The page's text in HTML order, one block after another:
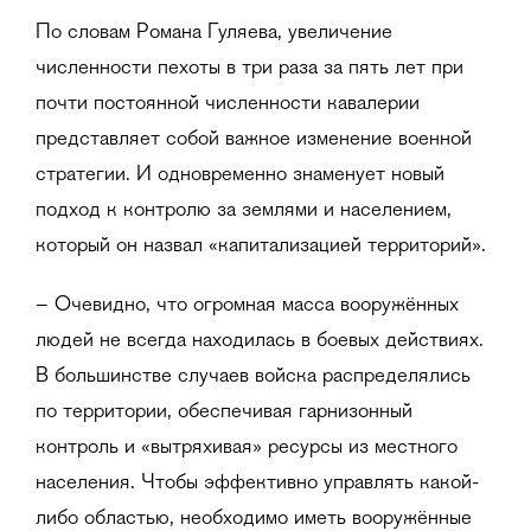
По словам Романа Гуляева, увеличение
численности пехоты в три раза за пять лет при
почти постоянной численности кавалерии
представляет собой важное изменение военной
стратегии. И одновременно знаменует новый
подход к контролю за землями и населением,
который он назвал «капитализацией территорий».
– Очевидно, что огромная масса вооружённых
людей не всегда находилась в боевых действиях.
В большинстве случаев войска распределялись
по территории, обеспечивая гарнизонный
контроль и «вытряхивая» ресурсы из местного
населения. Чтобы эффективно управлять какой-
либо областью, необходимо иметь вооружённые